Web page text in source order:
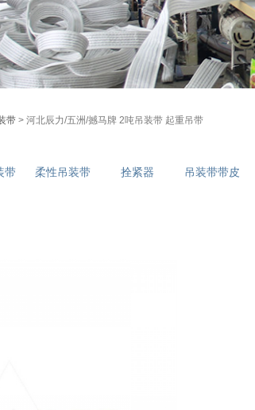
带 > 河北辰力/五洲/撼马牌 2吨吊装带 起重吊带
带 柔性吊装带 拴紧器 吊装带带皮